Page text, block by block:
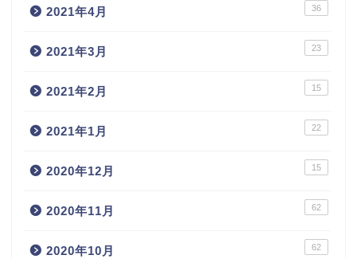
2021年4月 36
2021年3月 23
2021年2月 15
2021年1月 22
2020年12月 15
2020年11月 62
2020年10月 62